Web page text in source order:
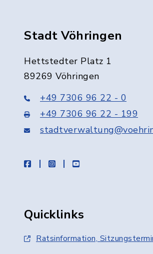
Stadt Vöhringen
Hettstedter Platz 1
89269 Vöhringen
+49 7306 96 22 - 0
+49 7306 96 22 - 199
facebookinstagramyoutube
Quicklinks
Ratsinformation,